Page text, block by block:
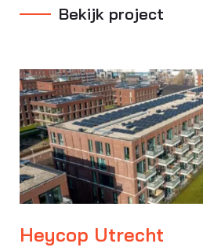
Bekijk project
Heycop Utrecht